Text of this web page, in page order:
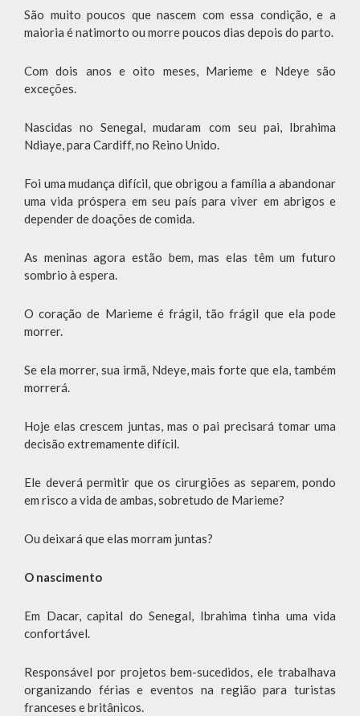
São muito poucos que nascem com essa condição, e a
maioria é natimorto ou morre poucos dias depois do parto.
Com dois anos e oito meses, Marieme e Ndeye são
exceções.
Nascidas no Senegal, mudaram com seu pai, Ibrahima
Ndiaye, para Cardiff, no Reino Unido.
Foi uma mudança difícil, que obrigou a família a abandonar
uma vida próspera em seu país para viver em abrigos e
depender de doações de comida.
As meninas agora estão bem, mas elas têm um futuro
sombrio à espera.
O coração de Marieme é frágil, tão frágil que ela pode
morrer.
Se ela morrer, sua irmã, Ndeye, mais forte que ela, também
morrerá.
Hoje elas crescem juntas, mas o pai precisará tomar uma
decisão extremamente difícil.
Ele deverá permitir que os cirurgiões as separem, pondo
em risco a vida de ambas, sobretudo de Marieme?
Ou deixará que elas morram juntas?
O nascimento
Em Dacar, capital do Senegal, Ibrahima tinha uma vida
confortável.
Responsável por projetos bem-sucedidos, ele trabalhava
organizando férias e eventos na região para turistas
franceses e britânicos.